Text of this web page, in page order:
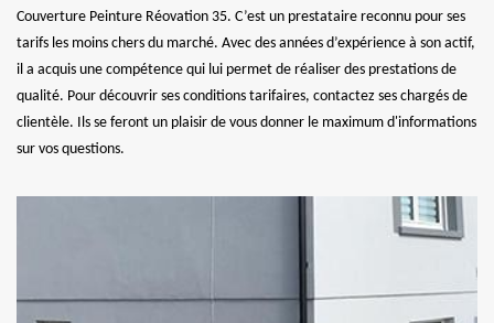
Couverture Peinture Réovation 35. C’est un prestataire reconnu pour ses
tarifs les moins chers du marché. Avec des années d’expérience à son actif,
il a acquis une compétence qui lui permet de réaliser des prestations de
qualité. Pour découvrir ses conditions tarifaires, contactez ses chargés de
clientèle. Ils se feront un plaisir de vous donner le maximum d'informations
sur vos questions.